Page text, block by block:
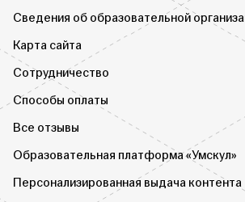
Сведения об образовательной
Карта сайта
Сотрудничество
Способы оплаты
Все отзывы
Образовательная платформа «Умскул»
Персонализированная выдача контента